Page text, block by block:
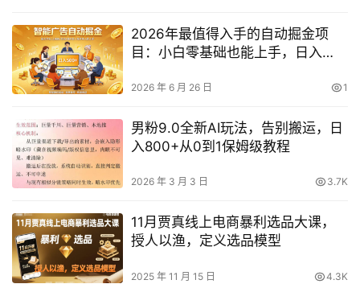
2026年最值得入手的自动掘金项
目：小白零基础也能上手，日入
2026 年 6 月 26 日 1
男粉9.0全新AI玩法，告别搬运，日
入800+从0到1保姆级教程
2026 年 3 月 3 日 3.7K
11月贾真线上电商暴利选品大课，
授人以渔，定义选品模型
2025 年 11 月 15 日 4.3K